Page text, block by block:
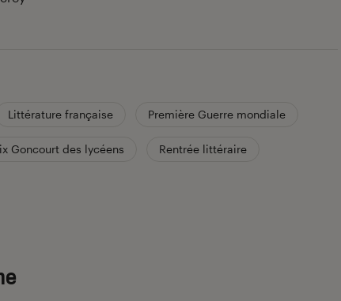
Littérature française Première Guerre mondiale
Goncourt des lycéens Rentrée littéraire